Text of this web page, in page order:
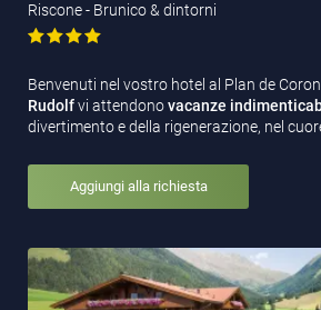
Riscone - Brunico & dintorni
Benvenuti nel vostro hotel al Plan de
Rudolfvi attendonovacanze
divertimento e della rigenerazione, nel
Aggiungi alla richiesta